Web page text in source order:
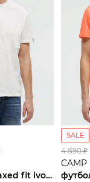
футболка relaxed fit ivory
SALE
4 890 ₽
CAMP